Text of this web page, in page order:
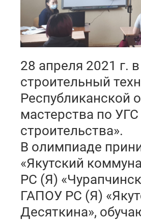
28 апреля 2021 г.
строительный
Республиканской
мастерства по
строительства».
В олимпиаде
«Якутский
РС (Я)
ГАПОУ РС (Я)
Десяткина»,